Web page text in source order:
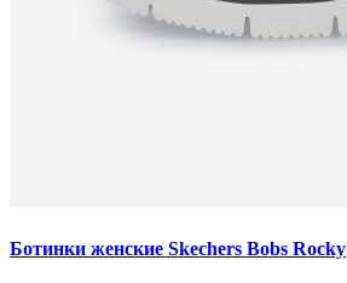
Ботинки женские Skechers Bobs Rocky